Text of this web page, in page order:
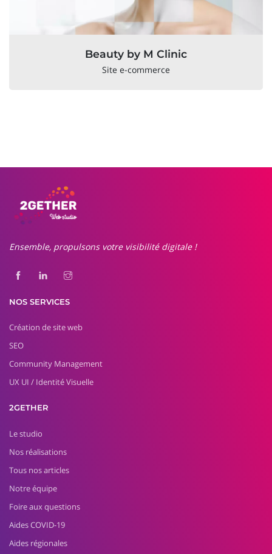
Beauty by M Clinic
Site e-commerce
Ensemble, propulsons votre visibilité digitale !
NOS SERVICES
Création de site web
SEO
Community Management
UX UI / Identité Visuelle
2GETHER
Le studio
Nos réalisations
Tous nos articles
Notre équipe
Foire aux questions
Aides COVID-19
Aides régionales